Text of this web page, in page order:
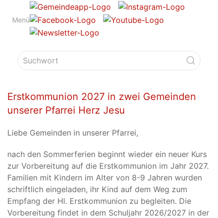
Menü
Erstkommunion 2027 in zwei Gemeinden
unserer Pfarrei Herz Jesu
Liebe Gemeinden in unserer Pfarrei,
nach den Sommerferien beginnt wieder ein neuer Kurs
zur Vorbereitung auf die Erstkommunion im Jahr 2027.
Familien mit Kindern im Alter von 8-9 Jahren wurden
schriftlich eingeladen, ihr Kind auf dem Weg zum
Empfang der Hl. Erstkommunion zu begleiten. Die
Vorbereitung findet in dem Schuljahr 2026/2027 in der